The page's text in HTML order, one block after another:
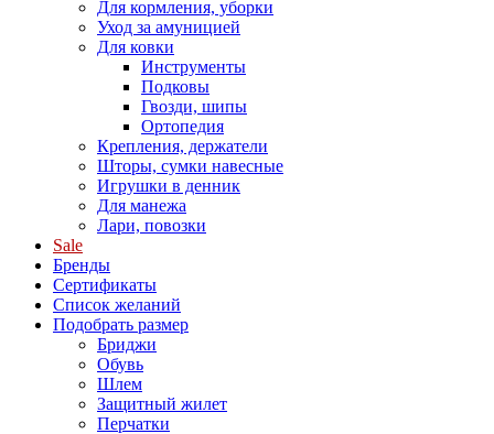
Для кормления, уборки
Уход за амуницией
Для ковки
Инструменты
Подковы
Гвозди, шипы
Ортопедия
Крепления, держатели
Шторы, сумки навесные
Игрушки в денник
Для манежа
Лари, повозки
Sale
Бренды
Сертификаты
Список желаний
Подобрать размер
Бриджи
Обувь
Шлем
Защитный жилет
Перчатки